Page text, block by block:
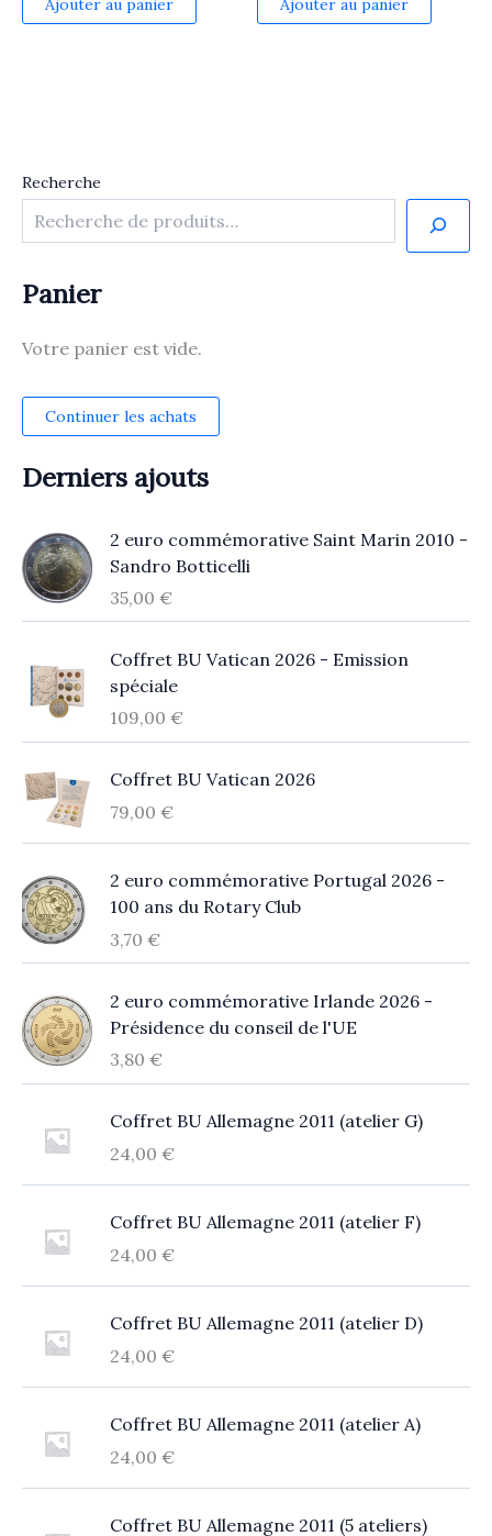
Ajouter au panier Ajouter au panier
Recherche
Panier
Votre panier est vide.
Continuer les achats
Derniers ajouts
2 euro commémorative Saint Marin 2010 -
Sandro Botticelli
35,00 €
Coffret BU Vatican 2026 - Emission
spéciale
109,00 €
Coffret BU Vatican 2026
79,00 €
2 euro commémorative Portugal 2026 -
100 ans du Rotary Club
3,70 €
2 euro commémorative Irlande 2026 -
Présidence du conseil de l'UE
3,80 €
Coffret BU Allemagne 2011 (atelier G)
24,00 €
Coffret BU Allemagne 2011 (atelier F)
24,00 €
Coffret BU Allemagne 2011 (atelier D)
24,00 €
Coffret BU Allemagne 2011 (atelier A)
24,00 €
Coffret BU Allemagne 2011 (5 ateliers)